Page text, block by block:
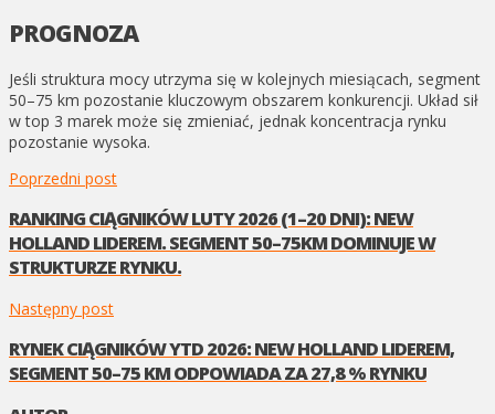
PROGNOZA
Jeśli struktura mocy utrzyma się w kolejnych miesiącach, segment
50–75 km pozostanie kluczowym obszarem konkurencji. Układ sił
w top 3 marek może się zmieniać, jednak koncentracja rynku
pozostanie wysoka.
Poprzedni post
RANKING CIĄGNIKÓW LUTY 2026 (1–20 DNI): NEW
HOLLAND LIDEREM. SEGMENT 50–75KM DOMINUJE W
STRUKTURZE RYNKU.
Następny post
RYNEK CIĄGNIKÓW YTD 2026: NEW HOLLAND LIDEREM,
SEGMENT 50–75 KM ODPOWIADA ZA 27,8 % RYNKU